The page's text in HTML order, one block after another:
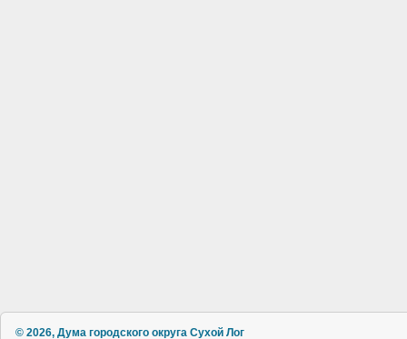
© 2026, Дума городского округа Сухой Лог